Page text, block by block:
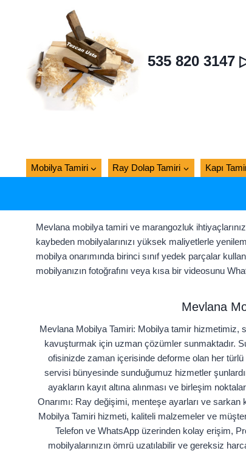
535 820 3147
Mobilya Tamiri Ray Dolap Tamiri Kapı
Mevlana mobilya tamiri ve marangozluk
kaybeden mobilyalarınızı yüksek maliyetlerle
mobilya onarımında birinci sınıf yedek parçalar
mobilyanızın fotoğrafını veya kısa bir videosunu
Mevlana
Mevlana Mobilya Tamiri: Mobilya tamir hizmetimiz,
kavuşturmak için uzman çözümler sunmaktadır.
ofisinizde zaman içerisinde deforme olan her
servisi bünyesinde sunduğumuz hizmetler
ayakların kayıt altına alınması ve birleşim
Onarımı: Ray değişimi, menteşe ayarları ve
Mobilya Tamiri hizmeti, kaliteli malzemeler ve
Telefon ve WhatsApp üzerinden kolay erişim,
mobilyalarınızın ömrü uzatılabilir ve gereksiz